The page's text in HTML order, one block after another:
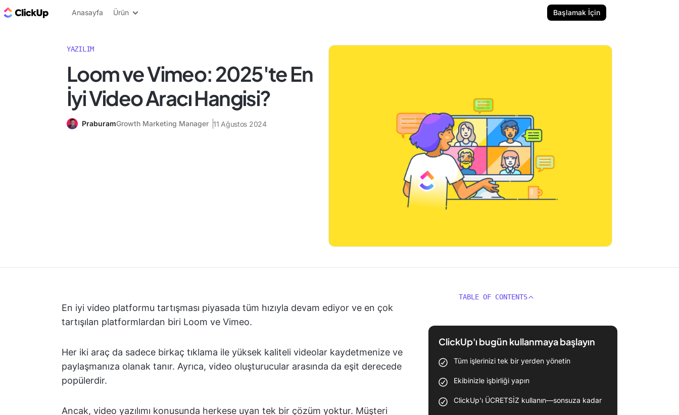
ClickUp Blog
Anasayfa Ürün Başlamak İçin
YAZILIM
Loom ve Vimeo: 2025'te En
İyi Video Aracı Hangisi?
PraburamGrowth Marketing Manager 11 Ağustos 2024
En iyi video platformu tartışması piyasada tüm hızıyla devam ediyor ve en çok
tartışılan platformlardan biri Loom ve Vimeo.
Her iki araç da sadece birkaç tıklama ile yüksek kaliteli videolar kaydetmenize ve
paylaşmanıza olanak tanır. Ayrıca, video oluşturucular arasında da eşit derecede
popülerdir.
Ancak, video yazılımı konusunda herkese uyan tek bir çözüm yoktur. Müşteri
TABLE OF CONTENTS
ClickUp'ı bugün kullanmaya başlayın
Tüm işlerinizi tek bir yerden yönetin
Ekibinizle işbirliği yapın
ClickUp'ı ÜCRETSİZ kullanın—sonsuza kadar